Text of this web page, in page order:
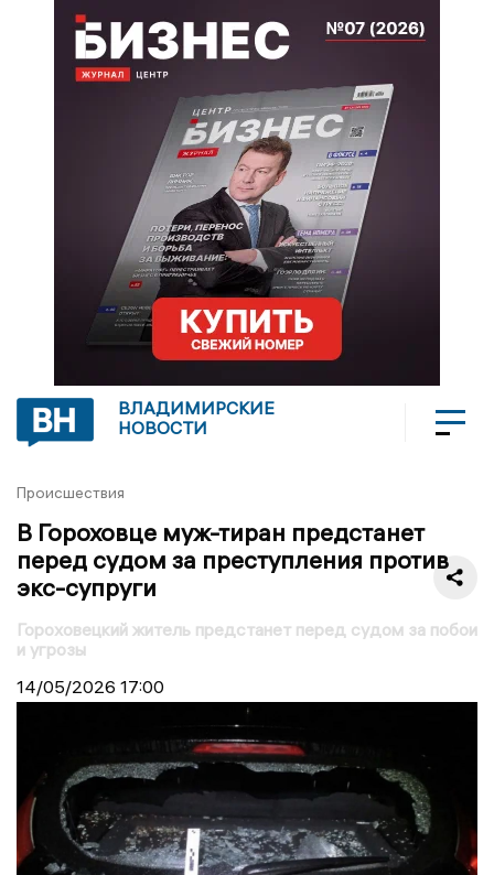
ВЛАДИМИРСКИЕ
НОВОСТИ
Происшествия
В Гороховце муж-тиран предстанет
перед судом за преступления против
экс-супруги
Гороховецкий житель предстанет перед судом за побои
и угрозы
14/05/2026 17:00